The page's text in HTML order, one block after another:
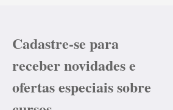
Cadastre-se para
receber novidades e
ofertas especiais sobre